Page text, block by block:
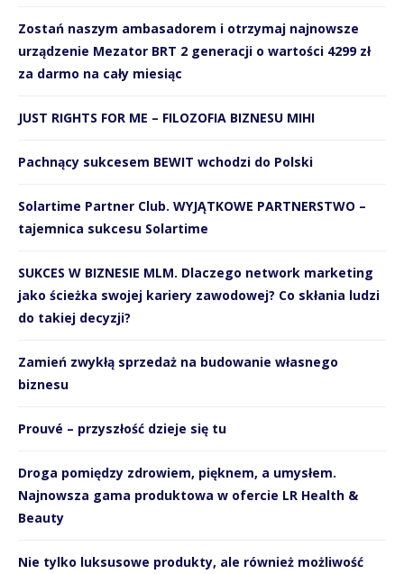
Zostań naszym ambasadorem i otrzymaj najnowsze
urządzenie Mezator BRT 2 generacji o wartości 4299 zł
za darmo na cały miesiąc
JUST RIGHTS FOR ME – FILOZOFIA BIZNESU MIHI
Pachnący sukcesem BEWIT wchodzi do Polski
Solartime Partner Club. WYJĄTKOWE PARTNERSTWO –
tajemnica sukcesu Solartime
SUKCES W BIZNESIE MLM. Dlaczego network marketing
jako ścieżka swojej kariery zawodowej? Co skłania ludzi
do takiej decyzji?
Zamień zwykłą sprzedaż na budowanie własnego
biznesu
Prouvé – przyszłość dzieje się tu
Droga pomiędzy zdrowiem, pięknem, a umysłem.
Najnowsza gama produktowa w ofercie LR Health &
Beauty
Nie tylko luksusowe produkty, ale również możliwość